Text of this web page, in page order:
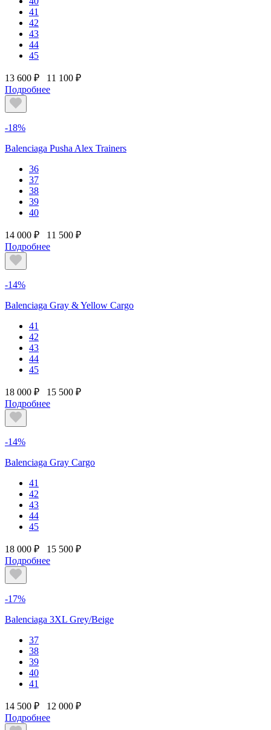
41
42
43
44
45
13 600 ₽
11 100 ₽
Подробнее
-18%
Balenciaga Pusha Alex Trainers
36
37
38
39
40
14 000 ₽
11 500 ₽
Подробнее
-14%
Balenciaga Gray & Yellow Cargo
41
42
43
44
45
18 000 ₽
15 500 ₽
Подробнее
-14%
Balenciaga Gray Cargo
41
42
43
44
45
18 000 ₽
15 500 ₽
Подробнее
-17%
Balenciaga 3XL Grey/Beige
37
38
39
40
41
14 500 ₽
12 000 ₽
Подробнее